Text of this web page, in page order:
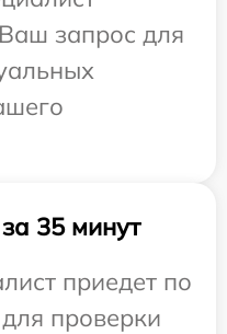
запрос для
35 минут
приедет по
проверки